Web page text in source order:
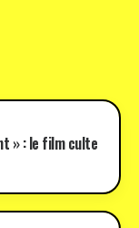
» : le film culte